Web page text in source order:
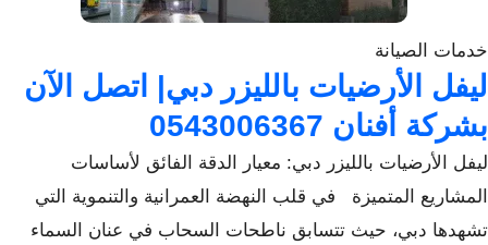
خدمات الصيانة
ليفل الأرضيات بالليزر دبي| اتصل الآن
بشركة أفنان 0543006367
ليفل الأرضيات بالليزر دبي: معيار الدقة الفائق لأساسات
المشاريع المتميزة في قلب النهضة العمرانية والتنموية التي
تشهدها دبي، حيث تتسابق ناطحات السحاب في عنان السماء